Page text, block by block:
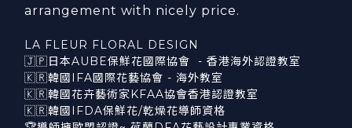
arrangement with nicely price.
LA FLEUR FLORAL DESIGN
🇯🇵日本AUBE保鮮花國際協會 - 香港海外認證教室
🇰🇷韓國IFA國際花藝協會 - 海外教室
🇰🇷韓國花卉藝術家KFAA協會香港認證教室
🇰🇷韓國IFDA保鮮花/乾燥花導師資格